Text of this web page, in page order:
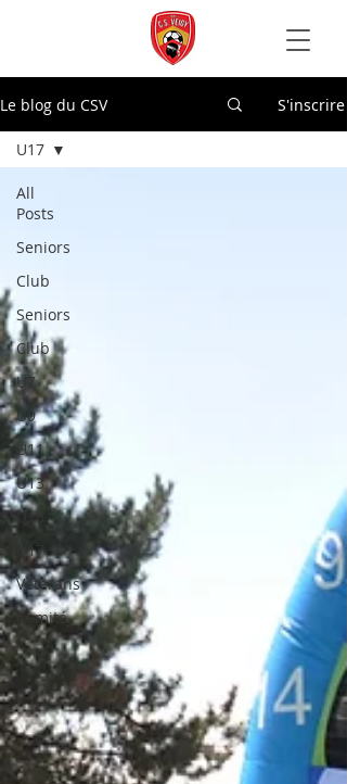
Le blog du CSV S'inscrire
All
Posts
Seniors
Club
Seniors
Club
U7
U9
U11
U13
U15
U17
Veterans
Comité
U17